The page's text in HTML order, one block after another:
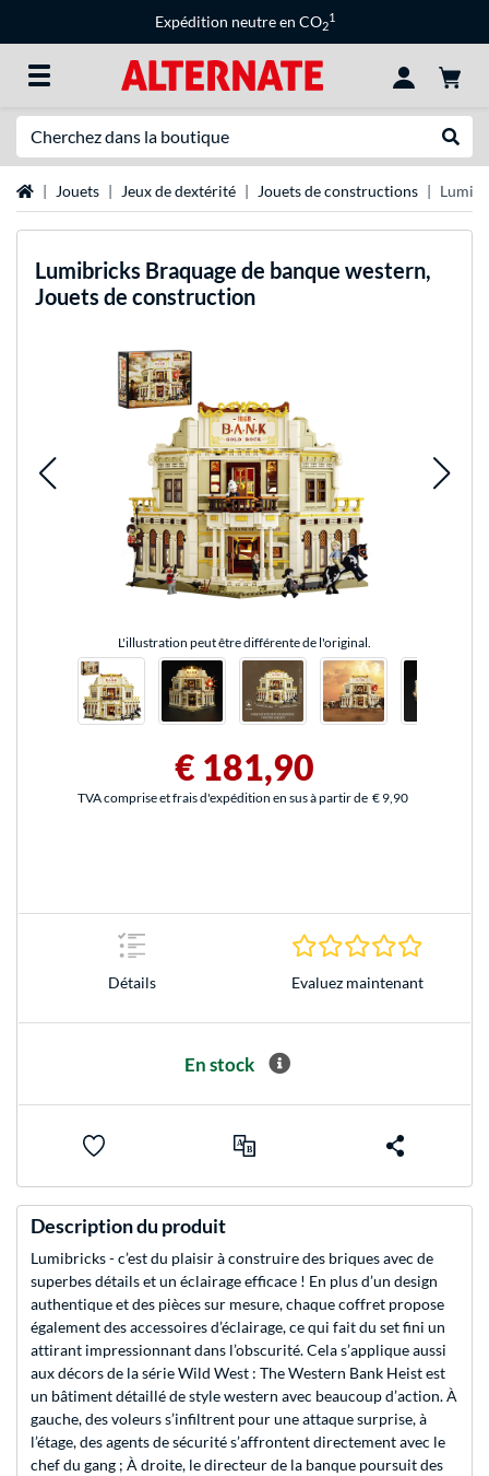
Expédition neutre en CO2
1
Page d'accueil
Jouets Jeux de dextérité Jouets de constructions
Lumibricks Braquage de banque western,
Jouets de construction
L'illustration peut être différente de l'original.
€ 181,90
TVA comprise et frais d'expédition en sus à partir de € 9,90
Détails Evaluez maintenant
En stock
Description du produit
Lumibricks - c’est du plaisir à construire des briques avec de
superbes détails et un éclairage efficace ! En plus d’un design
authentique et des pièces sur mesure, chaque coffret propose
également des accessoires d’éclairage, ce qui fait du set fini un
attirant impressionnant dans l’obscurité. Cela s’applique aussi
aux décors de la série Wild West : The Western Bank Heist est
un bâtiment détaillé de style western avec beaucoup d’action. À
gauche, des voleurs s’infiltrent pour une attaque surprise, à
l’étage, des agents de sécurité s’affrontent directement avec le
chef du gang ; À droite, le directeur de la banque poursuit des